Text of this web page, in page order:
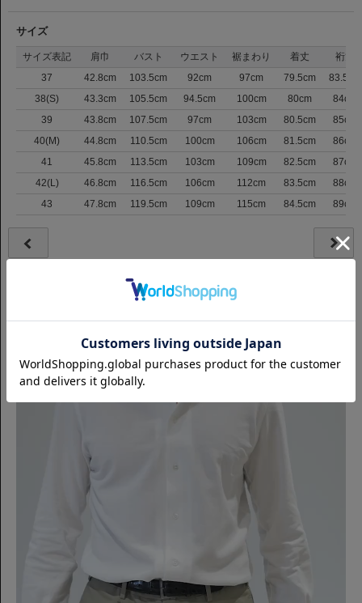
サイズ
サイズ表記 肩巾 バスト ウエスト 裾まわり 着丈
裄丈
37
42.8cm 103.5cm 92cm 97cm 79.5cm
83.5cm
38(S)
43.3cm 105.5cm 94.5cm 100cm 80cm
84cm
39
43.8cm 107.5cm 97cm 103cm 80.5cm
85cm
40(M)
44.8cm 110.5cm 100cm 106cm 81.5cm
86cm
41
45.8cm 113.5cm 103cm 109cm 82.5cm
87cm
42(L)
46.8cm 116.5cm 106cm 112cm 83.5cm
88cm
43
47.8cm 119.5cm 109cm 115cm 84.5cm 89cm